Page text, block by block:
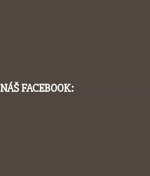
NÁŠ FACEBOOK: